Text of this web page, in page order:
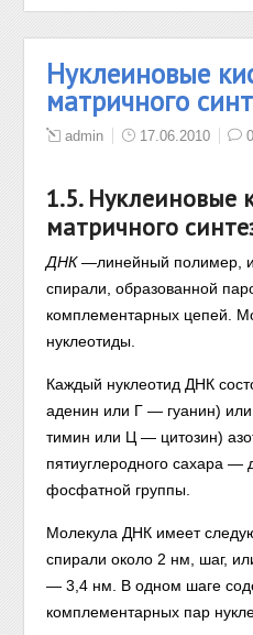
Нуклеиновые
матричного
admin 17.06.2010
1.5. Нуклеиновые
матричного
ДНК—линейный полимер,
спирали, образованной
комплементарных цепей.
нуклеотиды.
Каждый нуклеотид ДНК
аденин или Г — гуанин)
тимин или Ц — цитозин)
пятиуглеродного сахара —
фосфатной группы.
Молекула ДНК имеет
спирали около 2 нм, шаг,
— 3,4 нм. В одном шаге
комплементарных пар